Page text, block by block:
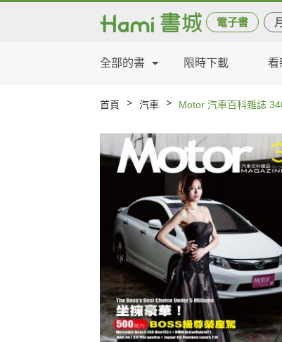
電子書
全部的書 限時下載 看
首頁 > 汽車 > Motor 汽車百科雜誌